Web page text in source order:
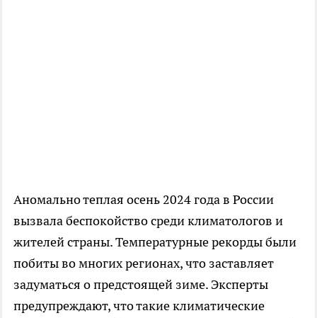
Аномально теплая осень 2024 года в России
вызвала беспокойство среди климатологов и
жителей страны. Температурные рекорды были
побиты во многих регионах, что заставляет
задуматься о предстоящей зиме. Эксперты
предупреждают, что такие климатические